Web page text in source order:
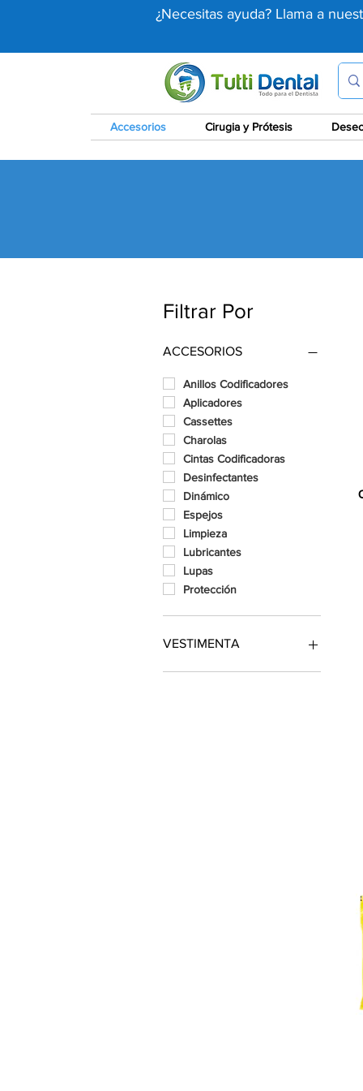
¿Necesitas ayuda? Llama a
Accesorios Cirugia y Prótesis
Filtrar Por
ACCESORIOS
Anillos Codificadores
Aplicadores
Cassettes
Charolas
Cintas Codificadoras
Desinfectantes
Dinámico
Espejos
Limpieza
Lubricantes
Lupas
Protección
VESTIMENTA
Gorros